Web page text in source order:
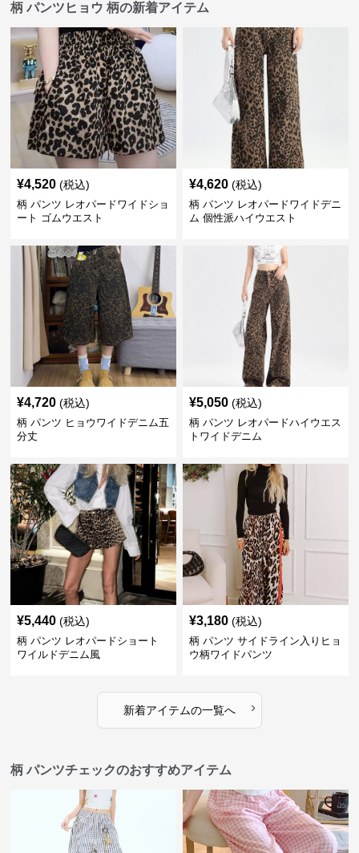
柄 パンツヒョウ 柄の新着アイテム
¥4,520 (税込)
柄 パンツ レオパードワイドショ
ート ゴムウエスト
¥4,620 (税込)
柄 パンツ レオパードワイドデニ
ム 個性派ハイウエスト
¥4,720 (税込)
柄 パンツ ヒョウワイドデニム五
分丈
¥5,050 (税込)
柄 パンツ レオパードハイウエス
トワイドデニム
¥5,440 (税込)
柄 パンツ レオパードショート
ワイルドデニム風
¥3,180 (税込)
柄 パンツ サイドライン入りヒョ
ウ柄ワイドパンツ
新着アイテムの一覧へ ›
柄 パンツチェックのおすすめアイテム